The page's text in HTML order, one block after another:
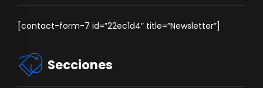
[contact-form-7 id=”22ec1d4″ title=”Newsletter”]
Secciones